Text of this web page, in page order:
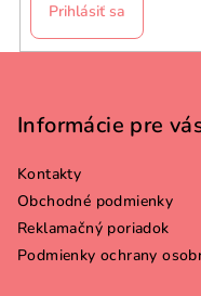
Prihlásiť sa
Informácie pre
Kontakty
Obchodné podmienky
Reklamačný poriadok
Podmienky ochrany